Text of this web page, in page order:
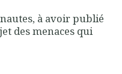
à avoir publié
des menaces qui